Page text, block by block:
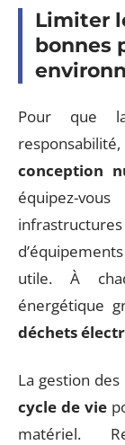
Limiter
bonnes
Pour que
responsabilité,
conception
équipez-
utile. À
énergétique
déchets
La gestion
cycle de vie
matériel.